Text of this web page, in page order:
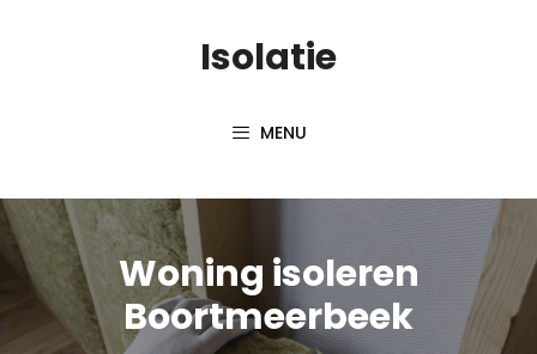
Isolatie
MENU
Woning isoleren
Boortmeerbeek